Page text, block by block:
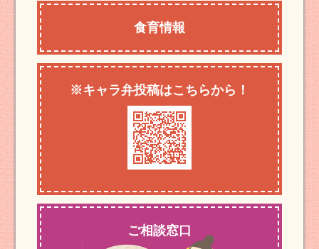
食育情報
※キャラ弁投稿はこちらから！
ご相談窓口